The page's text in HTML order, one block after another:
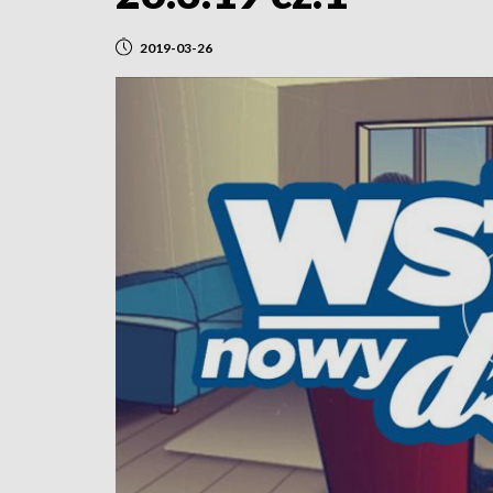
2019-03-26